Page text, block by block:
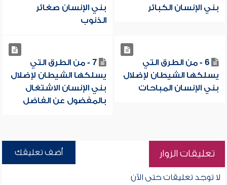
بني الإنسان الكبائر
بني الإنسان صغائر
الذنوب
6 - من الطرق التي
يسلكها الشيطان لإضلال
بني الإنسان المباحات
7 - من الطرق التي
يسلكها الشيطان لإضلال
بني الإنسان الاشتغال
بالمفضول عن الفاضل
تعليقات الزوار أضف تعليقك
لا توجد تعليقات حتى الآن